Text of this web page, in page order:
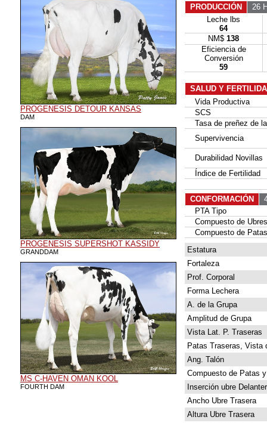
PROGENESIS DETOUR KANSAS
DAM
PROGENESIS SUPERSHOT KASSIDY
GRANDDAM
MS C-HAVEN OMAN KOOL
FOURTH DAM
PRODUCCIÓN
26
Leche lbs
64
NM$ 138
Eficiencia de
Conversión
59
SALUD Y
Vida Productiva
SCS
Tasa de preñez de
Supervivencia
Durabilidad Novillas
Índice de Fertilidad
CONFORMACIÓN
PTA Tipo
Compuesto de Ubres
Compuesto de
Estatura
Fortaleza
Prof. Corporal
Forma Lechera
A. de la Grupa
Amplitud de Grupa
Vista Lat. P. Traseras
Patas Traseras, Vista
Ang. Talón
Compuesto de Patas
Inserción ubre
Ancho Ubre Trasera
Altura Ubre Trasera